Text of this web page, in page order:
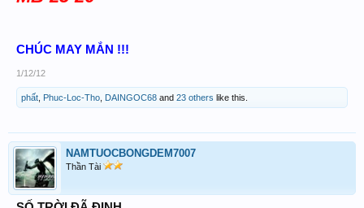
CHÚC MAY MẮN !!!
1/12/12
phất Phuc-Loc-Tho DAINGOC68 and 23 others like this.
NAMTUOCBONGDEM7007
Thần Tài